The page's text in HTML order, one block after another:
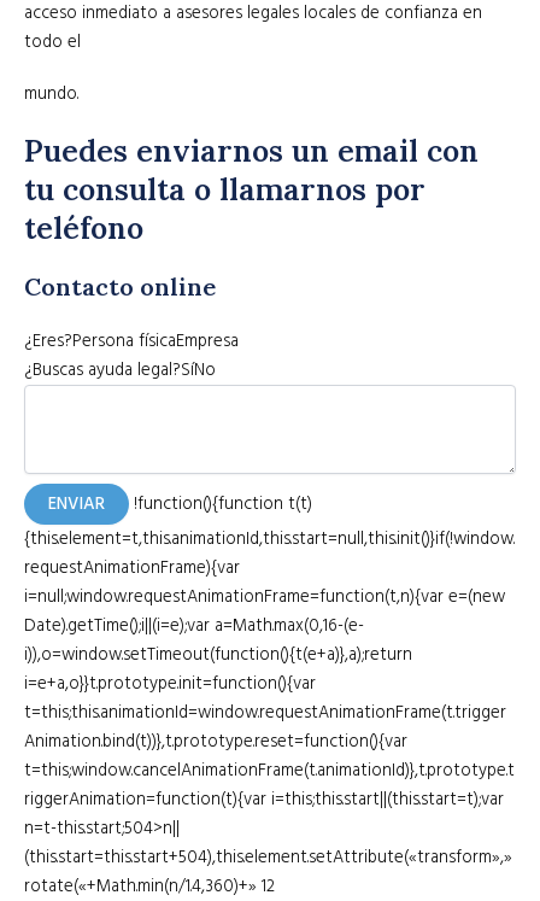
acceso inmediato a asesores legales locales de confianza en
todo el
mundo.
Puedes enviarnos un email con
tu consulta o llamarnos por
teléfono
Contacto online
¿Eres?Persona físicaEmpresa
¿Buscas ayuda legal?SíNo
ENVIAR
!function(){function t(t)
{this.element=t,this.animationId,this.start=null,this.init()}if(!window.
requestAnimationFrame){var
i=null;window.requestAnimationFrame=function(t,n){var e=(new
Date).getTime();i||(i=e);var a=Math.max(0,16-(e-
i)),o=window.setTimeout(function(){t(e+a)},a);return
i=e+a,o}}t.prototype.init=function(){var
t=this;this.animationId=window.requestAnimationFrame(t.trigger
Animation.bind(t))},t.prototype.reset=function(){var
t=this;window.cancelAnimationFrame(t.animationId)},t.prototype.t
riggerAnimation=function(t){var i=this;this.start||(this.start=t);var
n=t-this.start;504>n||
(this.start=this.start+504),this.element.setAttribute(«transform»,»
rotate(«+Math.min(n/1.4,360)+» 12